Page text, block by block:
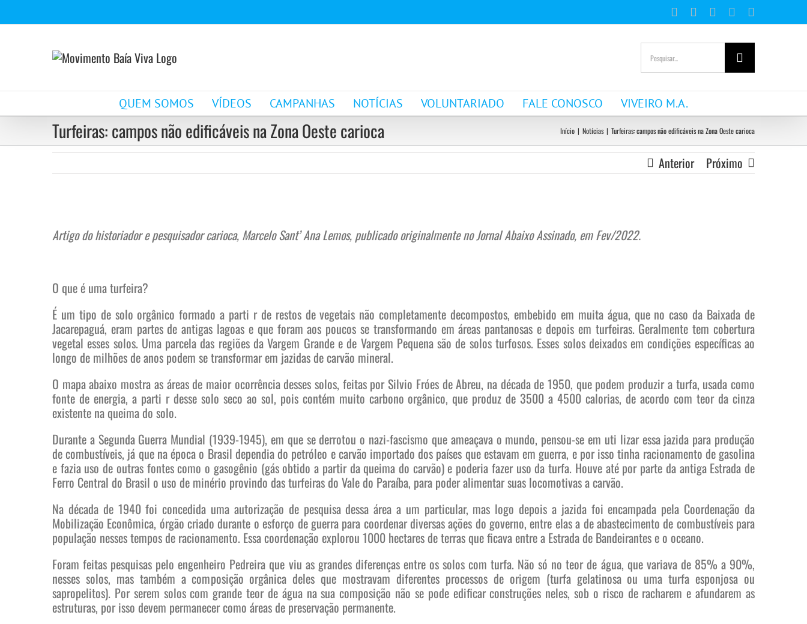
para
FacebookInstagramYouTubeWhatsApp
mail
Buscar
resultados
para:
QUEM SOMOS VÍDEOS CAMPANHAS NOTÍCIAS VOLUNTARIADO FALE CONOSCO VIVEIRO M.A.
Turfeiras: campos não edificáveis na Zona Oeste carioca Início | Notícias | Turfeiras: campos não edificáveis na Zona Oeste carioca
Anterior Próximo
Larger
Image
Artigo do historiador e pesquisador carioca, Marcelo Sant’ Ana Lemos, publicado originalmente no Jornal Abaixo Assinado, em Fev/2022.
O que é uma turfeira?
É um tipo de solo orgânico formado a parti r de restos de vegetais não completamente decompostos, embebido em muita água, que no caso da Baixada de
Jacarepaguá, eram partes de antigas lagoas e que foram aos poucos se transformando em áreas pantanosas e depois em turfeiras. Geralmente tem cobertura
vegetal esses solos. Uma parcela das regiões da Vargem Grande e de Vargem Pequena são de solos turfosos. Esses solos deixados em condições específicas ao
longo de milhões de anos podem se transformar em jazidas de carvão mineral.
O mapa abaixo mostra as áreas de maior ocorrência desses solos, feitas por Silvio Fróes de Abreu, na década de 1950, que podem produzir a turfa, usada como
fonte de energia, a parti r desse solo seco ao sol, pois contém muito carbono orgânico, que produz de 3500 a 4500 calorias, de acordo com teor da cinza
existente na queima do solo.
Durante a Segunda Guerra Mundial (1939-1945), em que se derrotou o nazi-fascismo que ameaçava o mundo, pensou-se em uti lizar essa jazida para produção
de combustíveis, já que na época o Brasil dependia do petróleo e carvão importado dos países que estavam em guerra, e por isso tinha racionamento de gasolina
e fazia uso de outras fontes como o gasogênio (gás obtido a partir da queima do carvão) e poderia fazer uso da turfa. Houve até por parte da antiga Estrada de
Ferro Central do Brasil o uso de minério provindo das turfeiras do Vale do Paraíba, para poder alimentar suas locomotivas a carvão.
Na década de 1940 foi concedida uma autorização de pesquisa dessa área a um particular, mas logo depois a jazida foi encampada pela Coordenação da
Mobilização Econômica, órgão criado durante o esforço de guerra para coordenar diversas ações do governo, entre elas a de abastecimento de combustíveis para
população nesses tempos de racionamento. Essa coordenação explorou 1000 hectares de terras que ficava entre a Estrada de Bandeirantes e o oceano.
Foram feitas pesquisas pelo engenheiro Pedreira que viu as grandes diferenças entre os solos com turfa. Não só no teor de água, que variava de 85% a 90%,
nesses solos, mas também a composição orgânica deles que mostravam diferentes processos de origem (turfa gelatinosa ou uma turfa esponjosa ou
sapropelitos). Por serem solos com grande teor de água na sua composição não se pode edificar construções neles, sob o risco de racharem e afundarem as
estruturas, por isso devem permanecer como áreas de preservação permanente.